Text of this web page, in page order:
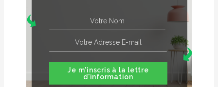
Je m'inscris à la lettre
d'information